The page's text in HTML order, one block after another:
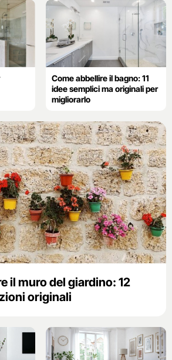
Come abbellire il bagno: 11
idee semplici ma originali per
migliorarlo
il muro del giardino: 12
originali